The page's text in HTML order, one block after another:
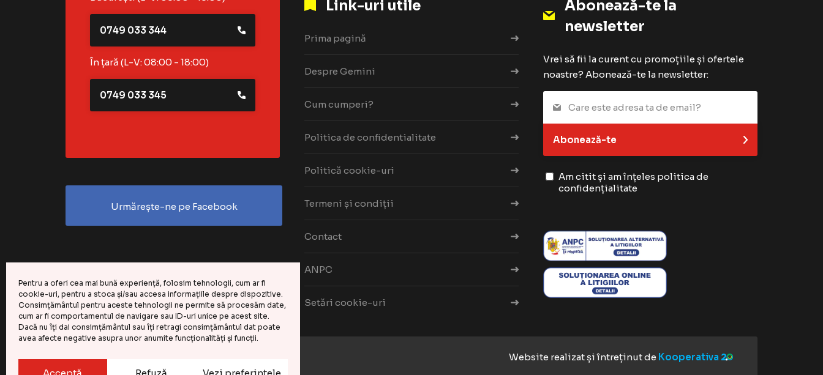
Pentru a oferi cea mai bună experiență, folosim tehnologii, cum ar fi
cookie-uri, pentru a stoca și/sau accesa informațiile despre dispozitive.
Consimțământul pentru aceste tehnologii ne permite să procesăm date,
cum ar fi comportamentul de navigare sau ID-uri unice pe acest site.
Dacă nu îți dai consimțământul sau îți retragi consimțământul dat poate
avea afecte negative asupra unor anumite funcționalități și funcții.
Acceptă Refuză Vezi preferințele
0749 033 344
În țară (L-V: 08:00 - 18:00)
0749 033 345
Urmărește-ne pe Facebook
Link-uri utile
Prima pagină
Despre Gemini
Cum cumperi?
Politica de confidentialitate
Politică cookie-uri
Termeni și condiții
Contact
ANPC
Setări cookie-uri
Abonează-te la
newsletter
Vrei să fii la curent cu promoțiile și ofertele
noastre? Abonează-te la newsletter:
Abonează-te
Am citit și am înțeles politica de
confidențialitate
©CASA DE COMENZI GEMINI S.R.L. Website realizat și întreținut de Kooperativa